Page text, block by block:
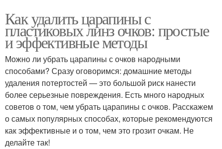
Как удалить царапины с
пластиковых линз очков: простые
и эффективные методы
Можно ли убрать царапины с очков народными
способами? Сразу оговоримся: домашние методы
удаления потертостей — это большой риск нанести
более серьезные повреждения. Есть много народных
советов о том, чем убрать царапины с очков. Расскажем
о самых популярных способах, которые рекомендуются
как эффективные и о том, чем это грозит очкам. Не
делайте так!